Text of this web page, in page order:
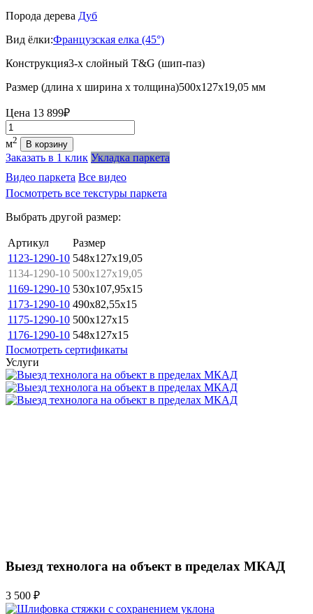
Порода дерева Дуб
Вид ёлки:Французская елка (45°)
Конструкция3-х слойный T&G (шип-паз)
Размер (длина х ширина х толщина)500х127х19,05 мм
Цена 13 899₽
Количество
м2 В корзину
Заказать в 1 клик Укладка паркета
Видео паркета Все видео
Посмотреть все текстуры паркета
Выбрать другой размер:
Артикул
Размер
1123-1290-10 548x127x19,05
1134-1290-10 500x127x19,05
1169-1290-10 530x107,95x15
1173-1290-10 490x82,55x15
1175-1290-10 500x127x15
1176-1290-10 548x127x15
Посмотреть сертификаты
Услуги
Выезд технолога на объект в пределах МКАД
3 500 ₽